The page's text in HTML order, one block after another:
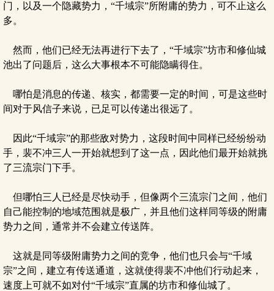
门，以及一个隐藏势力，“千域宗”所附庸的势力，可不止这么
多。
然而，他们已经无法再进行下去了，“千域宗”坊市和修仙城
池出了问题后，这么大事根本不可能隐瞒得住。
哪怕是消息的传递、核实，都需要一定的时间，可是这些时
间对于风信子来说，已足可以传递出很远了。
因此“千域宗”的那些敌对势力，这段时间中同样已经纷纷动
手，裴不冲三人一开始就想到了这一点，因此他们最开始就挑
了三流宗门下手。
但哪怕三人已经是尽快动手，但像两个三流宗门之间，他们
自己能控制的地域范围就是极广，并且他们这样同等级的附庸
势力之间，通常并不会建立传送阵。
这就是同等级附庸势力之间的竞争，他们也只会与“千域
宗”之间，建立有传送通道，这就使得裴不冲他们行动起来，
速度上可就不如对付“千域宗”直属的坊市和修仙城了。